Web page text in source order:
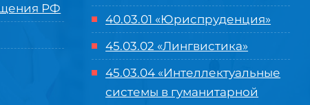
РФ
40.03.01 «Юриспруденция»
45.03.02 «Лингвистика»
45.03.04 «Интеллектуальные
системы в гуманитарной